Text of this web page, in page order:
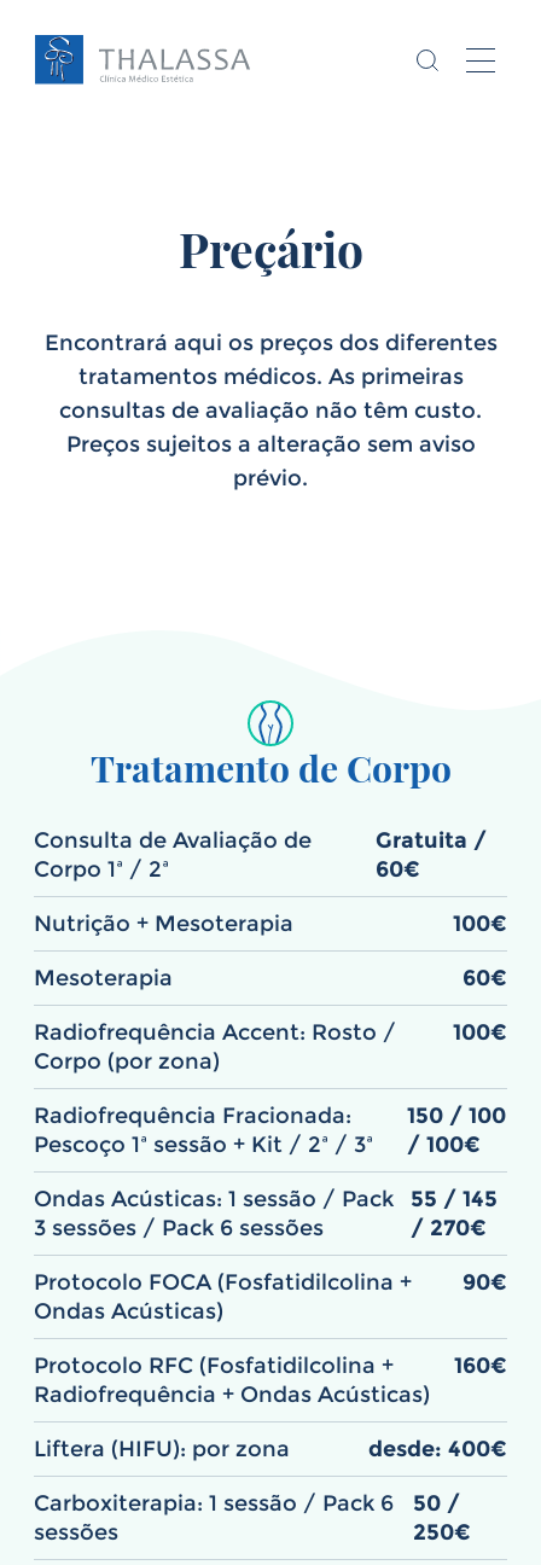
Homem Mulher
anos
Preçário
Encontrará aqui os preços dos diferentes
tratamentos médicos. As primeiras
consultas de avaliação não têm custo.
Preços sujeitos a alteração sem aviso
prévio.
Tratamento de Corpo
Consulta de Avaliação de
Corpo 1ª / 2ª
Gratuita /
60€
Nutrição + Mesoterapia 100€
Mesoterapia 60€
Radiofrequência Accent: Rosto /
Corpo (por zona)
100€
Radiofrequência Fracionada:
Pescoço 1ª sessão + Kit / 2ª / 3ª
150 / 100
/ 100€
Ondas Acústicas: 1 sessão / Pack
3 sessões / Pack 6 sessões
55 / 145
/ 270€
Protocolo FOCA (Fosfatidilcolina +
Ondas Acústicas)
90€
Protocolo RFC (Fosfatidilcolina +
Radiofrequência + Ondas Acústicas)
160€
Liftera (HIFU): por zona desde: 400€
Carboxiterapia: 1 sessão / Pack 6
sessões
50 /
250€